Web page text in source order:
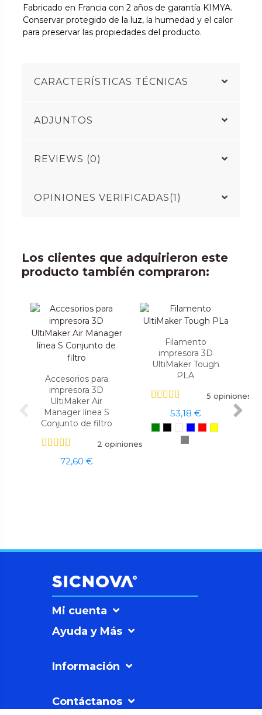
Fabricado en Francia con 2 años de garantía KIMYA.
Conservar protegido de la luz, la humedad y el calor
para preservar las propiedades del producto.
CARACTERÍSTICAS TÉCNICAS
ADJUNTOS
REVIEWS (0)
OPINIONES VERIFICADAS(1)
Los clientes que adquirieron este
producto también compraron:
Accesorios para
impresora 3D
UltiMaker Air
Manager línea S
Conjunto de filtro
2 opiniones
72,60 €
Filamento
impresora 3D
UltiMaker Tough
PLA
5 opiniones
53,18 €
Mi cuenta
Ayuda y Más
Información
Contáctanos